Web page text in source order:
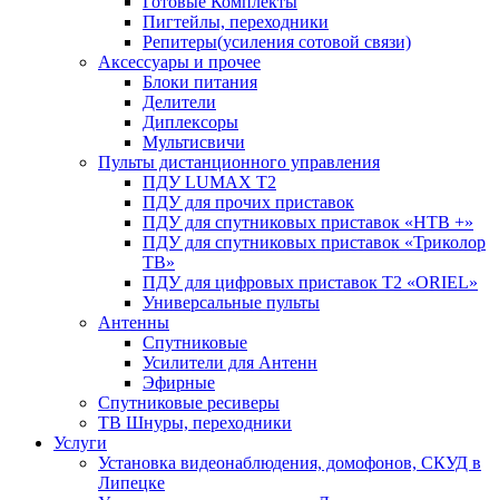
Пигтейлы, переходники
Репитеры(усиления сотовой связи)
Аксессуары и прочее
Блоки питания
Делители
Диплексоры
Мультисвичи
Пульты дистанционного управления
ПДУ LUMAX Т2
ПДУ для прочих приставок
ПДУ для спутниковых приставок «НТВ +»
ПДУ для спутниковых приставок «Триколор
ТВ»
ПДУ для цифровых приставок Т2 «ORIEL»
Универсальные пульты
Антенны
Спутниковые
Усилители для Антенн
Эфирные
Спутниковые ресиверы
ТВ Шнуры, переходники
Услуги
Установка видеонаблюдения, домофонов, СКУД в
Липецке